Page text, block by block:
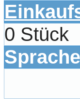
0 Stück